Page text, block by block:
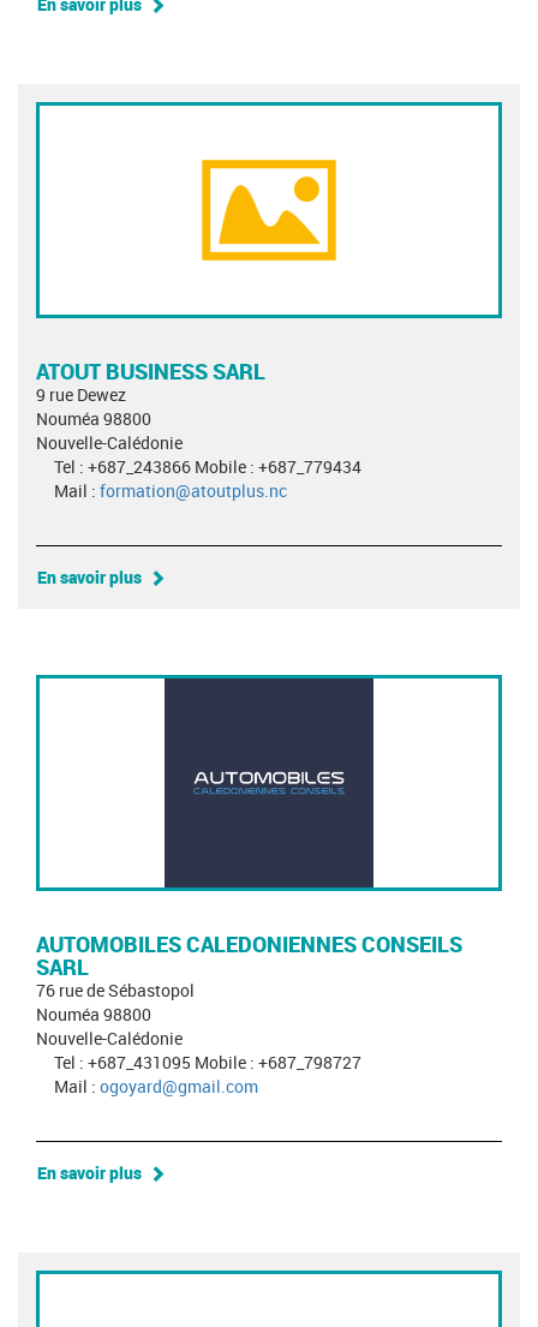
ATOUT BUSINESS SARL
9 rue Dewez
Nouméa 98800
Nouvelle-Calédonie
Tel : +687_243866 Mobile : +687_779434
Mail : formation@atoutplus.nc
En savoir plus
AUTOMOBILES CALEDONIENNES CONSEILS
SARL
76 rue de Sébastopol
Nouméa 98800
Nouvelle-Calédonie
Tel : +687_431095 Mobile : +687_798727
Mail : ogoyard@gmail.com
En savoir plus